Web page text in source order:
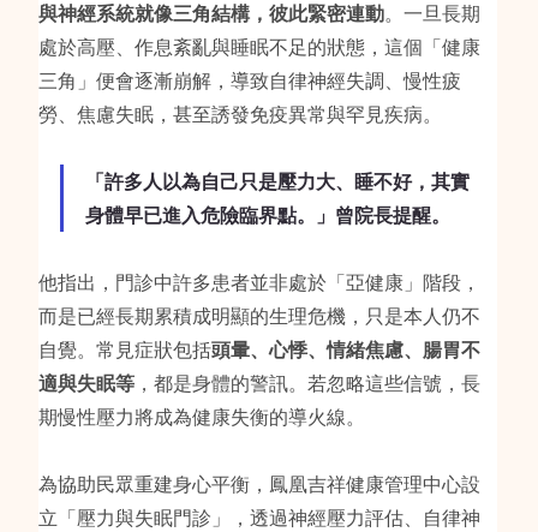
與神經系統就像三角結構，彼此緊密連動。一旦長期
處於高壓、作息紊亂與睡眠不足的狀態，這個「健康
三角」便會逐漸崩解，導致自律神經失調、慢性疲
勞、焦慮失眠，甚至誘發免疫異常與罕見疾病。
「許多人以為自己只是壓力大、睡不好，其實
身體早已進入危險臨界點。」曾院長提醒。
他指出，門診中許多患者並非處於「亞健康」階段，
而是已經長期累積成明顯的生理危機，只是本人仍不
自覺。常見症狀包括頭暈、心悸、情緒焦慮、腸胃不
適與失眠等，都是身體的警訊。若忽略這些信號，長
期慢性壓力將成為健康失衡的導火線。
為協助民眾重建身心平衡，鳳凰吉祥健康管理中心設
立「壓力與失眠門診」，透過神經壓力評估、自律神